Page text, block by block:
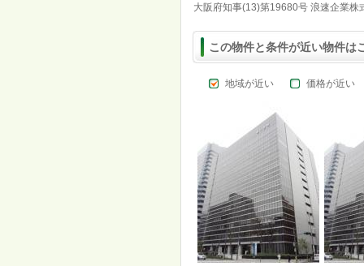
大阪府知事(13)第19680号 浪速企業
この物件と条件が近い物件は
地域が近い 価格が近い